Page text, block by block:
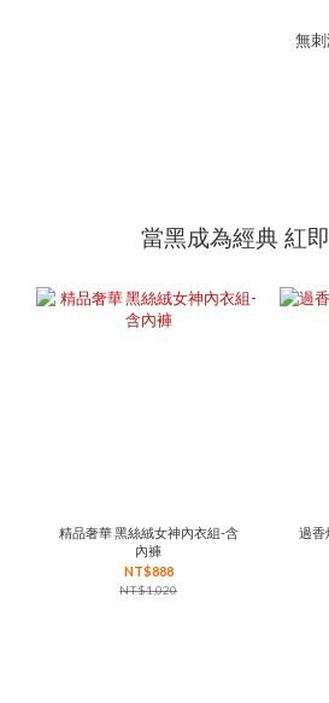
無
當黑成為經典 紅
精品奢華 黑絲絨女神內衣組-含
內褲
NT$888
NT$1,020
過香